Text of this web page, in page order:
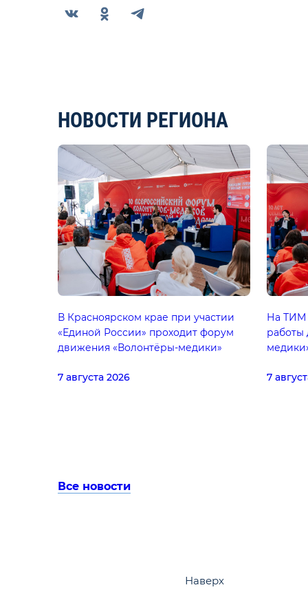
НОВОСТИ РЕГИОНА
В Красноярском крае при участии
«Единой России» проходит форум
движения «Волонтёры-медики»
7 августа 2026
На ТИМ
работы
7
Все новости
Наверх